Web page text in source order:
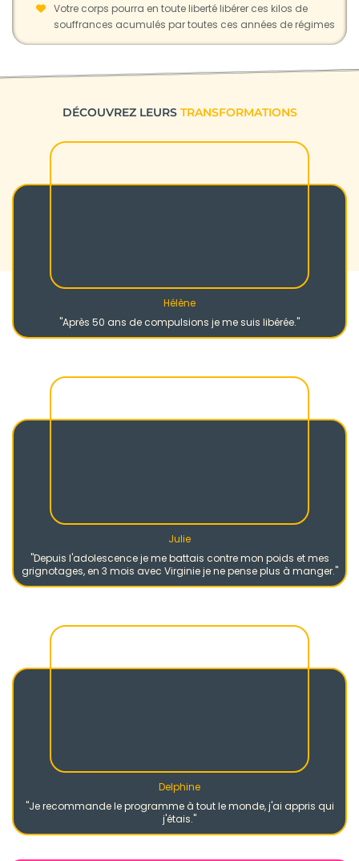
Votre corps pourra en toute liberté libérer ces kilos de
souffrances acumulés par toutes ces années de régimes
DÉCOUVREZ LEURSTRANSFORMATIONS
Hélène
"Après 50 ans de compulsions je me suis libérée."
Julie
"Depuis l'adolescence je me battais contre mon poids et mes
grignotages, en 3 mois avec Virginie je ne pense plus à manger."
Delphine
"Je recommande le programme à tout le monde, j'ai appris qui
j'étais."